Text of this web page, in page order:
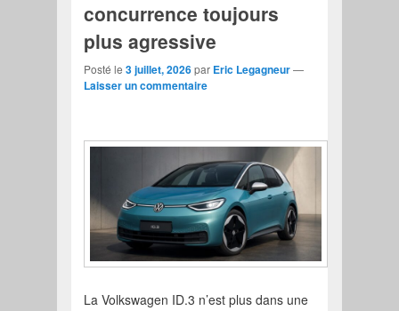
concurrence toujours
plus agressive
Posté le3 juillet, 2026par Eric Legagneur—
Laisser un commentaire
La Volkswagen ID.3 n’est plus dans une